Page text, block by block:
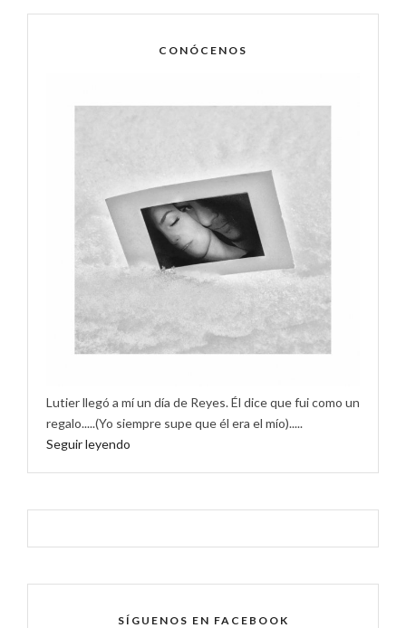
CONÓCENOS
Lutier llegó a mí un día de Reyes. Él dice que fui como un
regalo.....(Yo siempre supe que él era el mío).....
Seguir leyendo
SÍGUENOS EN FACEBOOK